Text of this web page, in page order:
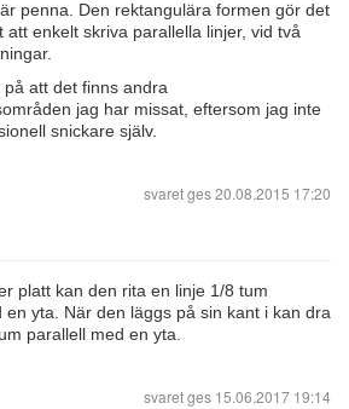
penna. Den rektangulära formen gör det
att enkelt skriva parallella linjer, vid två
att det finns andra
jag har missat, eftersom jag inte
snickare själv.
svaret ges20.08.2015 17:20
platt kan den rita en linje 1/8 tum
en yta. När den läggs på sin kant i kan dra
parallell med en yta.
svaret ges 15.06.2017 19:14